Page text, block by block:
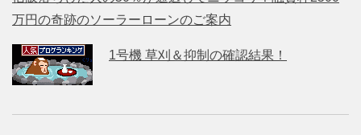
万円の奇跡のソーラーローンのご案内
1号機 草刈＆抑制の確認結果！